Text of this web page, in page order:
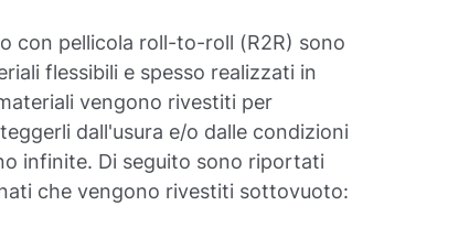
con pellicola roll-to-roll (R2R) sono
flessibili e spesso realizzati in
vengono rivestiti per
dall'usura e/o dalle condizioni
infinite. Di seguito sono riportati
che vengono rivestiti sottovuoto: